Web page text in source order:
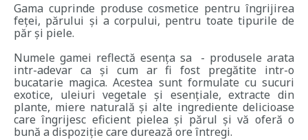
Gama cuprinde produse cosmetice pentru îngrijirea
feței, părului și a corpului, pentru toate tipurile de
păr și piele.
Numele gamei reflectă esența sa - produsele arata
intr-adevar ca și cum ar fi fost pregătite intr-o
bucatarie magica. Acestea sunt formulate cu sucuri
exotice, uleiuri vegetale și esențiale, extracte din
plante, miere naturală și alte ingrediente delicioase
care îngrijesc eficient pielea și părul și vă oferă o
bună a dispoziție care durează ore întregi.